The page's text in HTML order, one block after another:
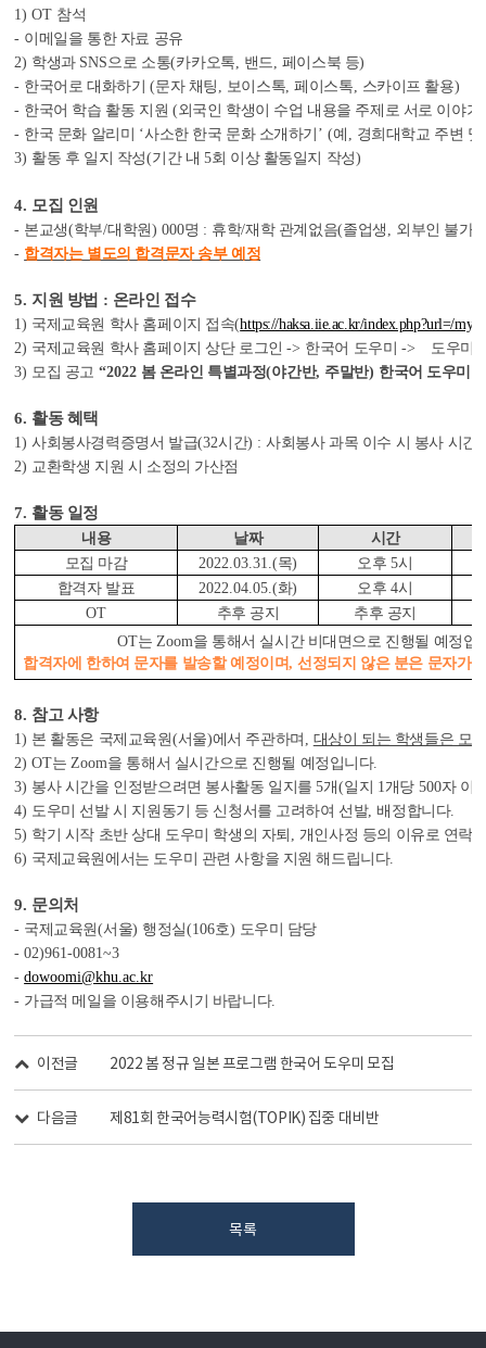
1) OT 참석
- 이메일을 통한 자료 공유
2) 학생과 SNS 으로 소통(카카오톡 밴드 페이스북 등)
- 한국어로 대화하기 (문자 채팅 보이스톡 ,페이스톡 스카이프 활용)
- 한국어 학습 활동 지원 (외국인 학생이 수업 내용을 주제로 서로 이야기
- 한국 문화 알리미 ‘사소한 한국 문화 소개하기 ’ (예
경희대학교 주변 맛
3) 활동 후 일지 작성(기간 내 5회 이상 활동일지 작성)
4. 모집 인원
- 본교생(학부/대학원 ) 000명 : 휴학/재학 관계없음(졸업생 외부인 불가
- 합격자는 별도의 합격문자 송부 예정
5. 지원 방법 : 온라인 접수
1) 국제교육원 학사홈페이지 접속(https://haksa.iie.ac.kr/index.php?url=/
2) 국제교육원 학사 홈페이지 상단 로그인-> 한국어 도우미 ->
도우미
3) 모집 공고 “2022 봄 온라인 특별과정(야간반, 주말반) 한국어 도우미
6. 활동 혜택
1)사회봉사경력증명서 발급(32시간) :사회봉사 과목 이수 시 봉사 시간
2) 교환학생 지원 시 소정의 가산점
7. 활동 일정
내용 날짜
시간
모집 마감
2022.03.31.(목) 오후5시
합격자 발표
2022.04.05.(화) 오후4시
OT
추후 공지
추후 공지
OT는 Zoom을 통해서 실시간 비대면으로 진행될 예정입
합격자에 한하여 문자를 발송할 예정이며,선정되지 않은 분은 문자가
8. 참고 사항
1) 본 활동은 국제교육원 (서울)에서 주관하며
대상이 되는 학생들은 모
2) OT는 Zoom을 통해서 실시간으로 진행될 예정입니다.
3) 봉사 시간을 인정받으려면 봉사활동 일지를5개(일지 1 개당 500자 이
4) 도우미 선발 시 지원동기 등 신청서를 고려하여 선발, 배정합니다.
5) 학기 시작 초반 상대 도우미 학생의 자퇴
개인사정 등의 이유로 연락
6) 국제교육원에서는 도우미 관련 사항을 지원 해드립니다.
9. 문의처
- 국제교육원(서울) 행정실(106호) 도우미 담당
- 02)961-0081~3
-dowoomi@khu.ac.kr
- 가급적 메일을 이용해주시기 바랍니다.
이전글 2022 봄 정규 일본 프로그램 한국어 도우미 모집
다음글 제81회 한국어능력시험(TOPIK) 집중 대비반
목록